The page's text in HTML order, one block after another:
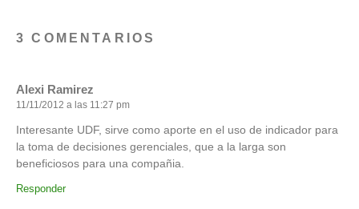
3 COMENTARIOS
Alexi Ramirez
11/11/2012 a las 11:27 pm
Interesante UDF, sirve como aporte en el uso de indicador para
la toma de decisiones gerenciales, que a la larga son
beneficiosos para una compañia.
Responder